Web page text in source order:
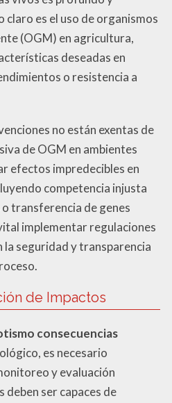
es el uso de organismos
(OGM) en agricultura,
deseadas en
o resistencia a
no están exentas de
de OGM en ambientes
efectos impredecibles en
competencia injusta
transferencia de genes
implementar regulaciones
seguridad y transparencia
de Impactos
consecuencias
es necesario
y evaluación
ser capaces de